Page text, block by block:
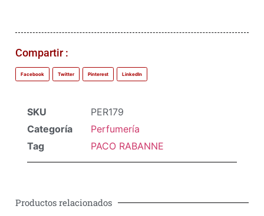
Compartir :
Facebook Twitter Pinterest LinkedIn
SKU
PER179
Categoría
Perfumería
Tag
PACO RABANNE
Productos relacionados